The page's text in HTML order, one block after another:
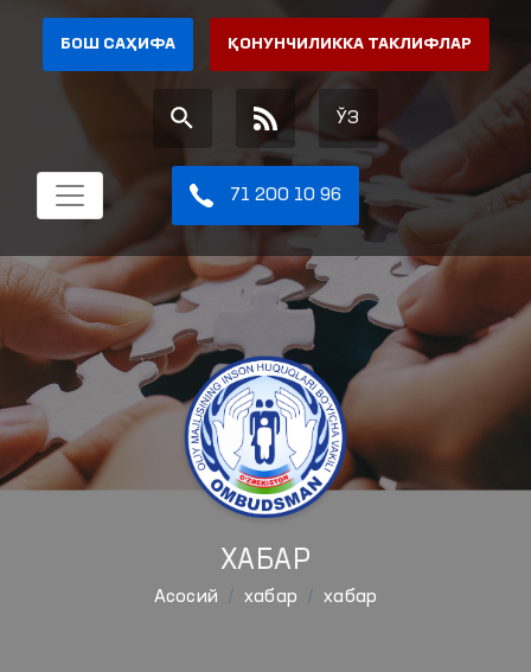
БОШ САҲИФА ҚОНУНЧИЛИККА ТАКЛИФЛАР
ЎЗ
71 200 10 96
ХАБАР
Aсосий хабар хабар